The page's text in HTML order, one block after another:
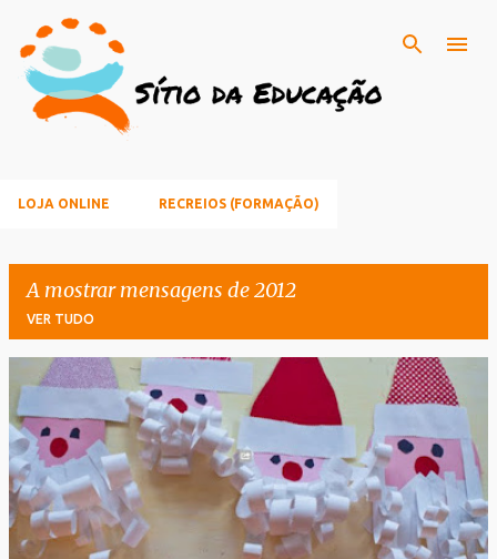
LOJA ONLINE RECREIOS (FORMAÇÃO)
A mostrar mensagens de 2012
VER TUDO
M
e
n
s
a